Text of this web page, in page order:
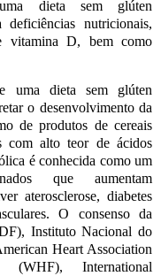
dieta sem glúten
deficiências nutricionais,
vitamina D, bem como
uma dieta sem glúten
o desenvolvimento da
de produtos de cereais
com alto teor de ácidos
é conhecida como um
que aumentam
aterosclerose, diabetes
O consenso da
Instituto Nacional do
Heart Association
International